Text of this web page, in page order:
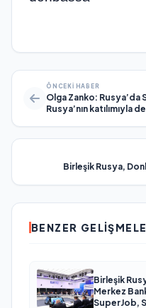
ÖNCEKI HABER
Olga Zanko: Rusya’da
Rusya’nın katılımıyla
Birleşik Rusya,
BENZER
Birleşik
Merkez
SuperJob,